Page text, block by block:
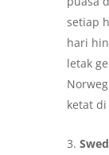
setiap
hari
letak
ketat